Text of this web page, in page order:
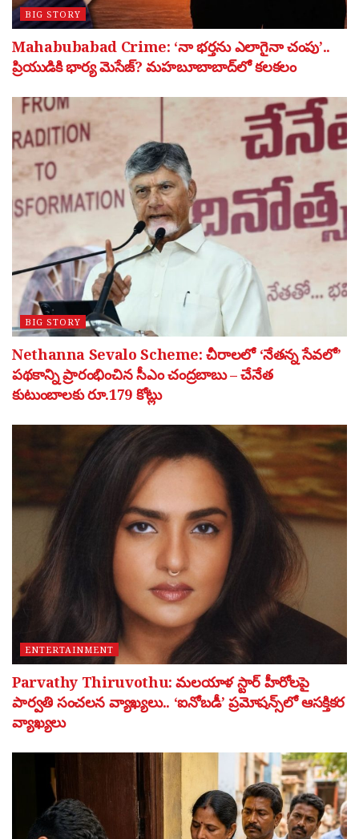
BIG STORY
Mahabubabad Crime: ‘నా భర్తను ఎలాగైనా చంపు’..
ప్రియుడికి భార్య మెసేజ్? మహబూబాబాద్‌లో కలకలం
BIG STORY
Nethanna Sevalo Scheme: చీరాలలో ‘నేతన్న సేవలో’
పథకాన్ని ప్రారంభించిన సీఎం చంద్రబాబు – చేనేత
కుటుంబాలకు రూ.179 కోట్లు
ENTERTAINMENT
Parvathy Thiruvothu: మలయాళ స్టార్ హీరోలపై
పార్వతి సంచలన వ్యాఖ్యలు.. ‘ఐనోబడీ’ ప్రమోషన్స్‌లో ఆసక్తికర
వ్యాఖ్యలు